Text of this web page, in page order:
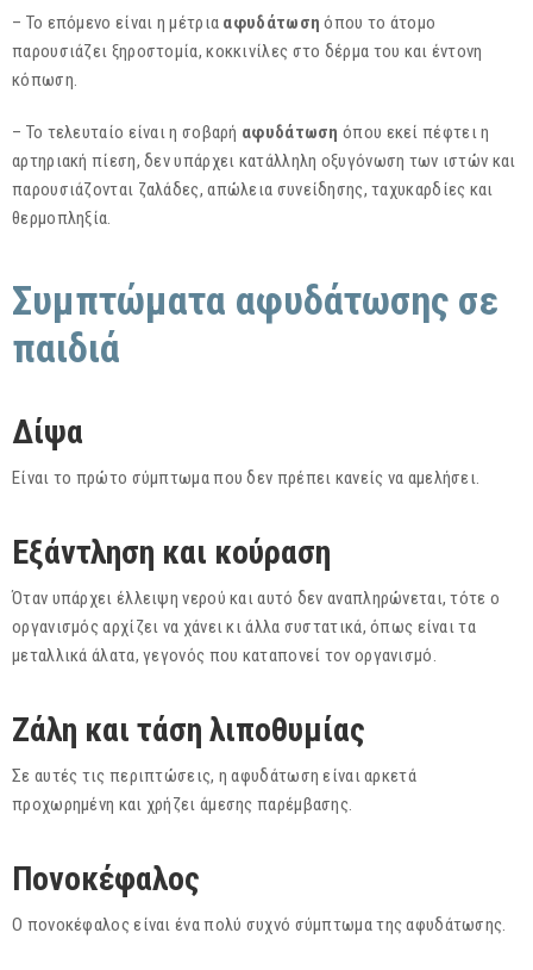
– Το επόμενο είναι η μέτρια αφυδάτωση όπου το άτομο
παρουσιάζει ξηροστομία, κοκκινίλες στο δέρμα του και έντονη
κόπωση.
– Το τελευταίο είναι η σοβαρή αφυδάτωση όπου εκεί πέφτει η
αρτηριακή πίεση, δεν υπάρχει κατάλληλη οξυγόνωση των ιστών και
παρουσιάζονται ζαλάδες, απώλεια συνείδησης, ταχυκαρδίες και
θερμοπληξία.
Συμπτώματα αφυδάτωσης σε
παιδιά
Δίψα
Είναι το πρώτο σύμπτωμα που δεν πρέπει κανείς να αμελήσει.
Εξάντληση και κούραση
Όταν υπάρχει έλλειψη νερού και αυτό δεν αναπληρώνεται, τότε ο
οργανισμός αρχίζει να χάνει κι άλλα συστατικά, όπως είναι τα
μεταλλικά άλατα, γεγονός που καταπονεί τον οργανισμό.
Ζάλη και τάση λιποθυμίας
Σε αυτές τις περιπτώσεις, η αφυδάτωση είναι αρκετά
προχωρημένη και χρήζει άμεσης παρέμβασης.
Πονοκέφαλος
Ο πονοκέφαλος είναι ένα πολύ συχνό σύμπτωμα της αφυδάτωσης.